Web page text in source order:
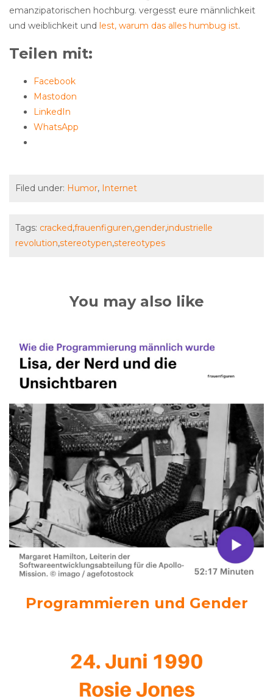
emanzipatorischen hochburg. vergesst eure männlichkeit
und weiblichkeit und lest, warum das alles humbug ist.
Teilen mit:
Facebook
Mastodon
LinkedIn
WhatsApp
Filed under: Humor, Internet
Tags: cracked,frauenfiguren,gender,industrielle
revolution,stereotypen,stereotypes
You may also like
Programmieren und Gender